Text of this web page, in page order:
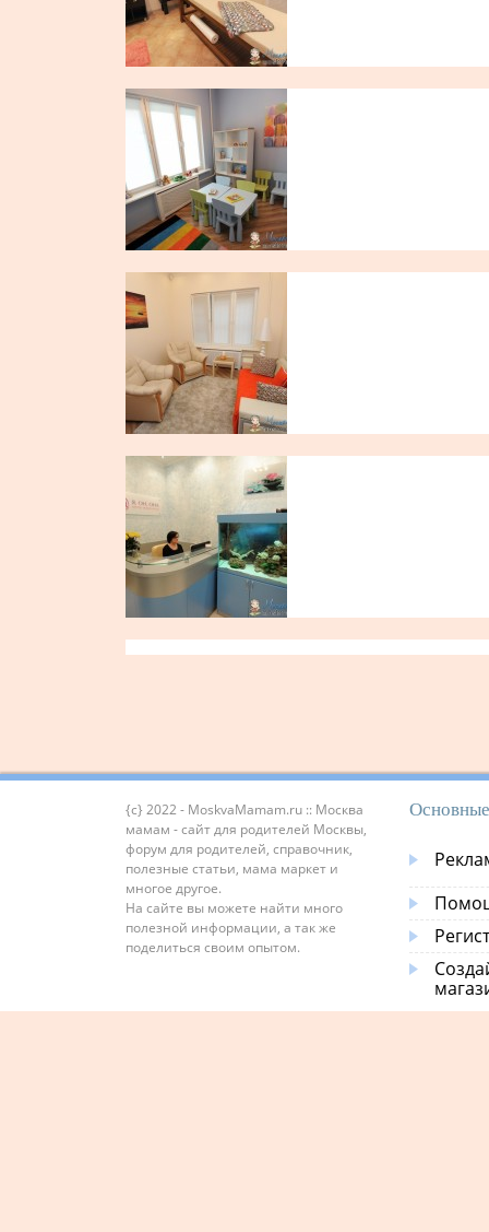
{c} 2022 - MoskvaMamam.ru :: Москва
мамам - сайт для родителей Москвы,
форум для родителей, справочник,
полезные статьи, мама маркет и
многое другое.
На сайте вы можете найти много
полезной информации, а так же
поделиться своим опытом.